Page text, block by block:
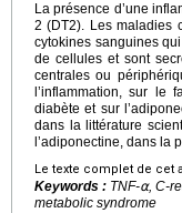
La présence d’une
2 (DT2). Les maladies
cytokines sanguines
de cellules et sont
centrales ou
l’inflammation, sur le
diabète et sur
dans la littérature
l’adiponectine, dans la
Le texte complet de cet
Keywords : TNF-⍺, C-
metabolic syndrome